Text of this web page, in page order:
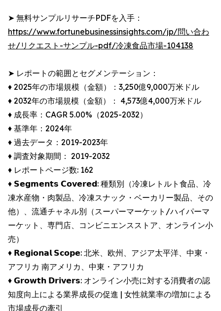
➤ 無料サンプルリサーチPDFを入手：
https://www.fortunebusinessinsights.com/jp/問い合わ
せ/リクエスト-サンプル-pdf/冷凍食品市場-104138
➤ レポートの範囲とセグメンテーション：
♦︎ 2025年の市場規模（金額）：3,250億9,000万米ドル
♦︎ 2032年の市場規模（金額）： 4,573億4,000万米ドル
♦︎ 成長率：CAGR 5.00%（2025-2032）
♦︎ 基準年：2024年
♦︎ 過去データ：2019-2023年
♦︎ 調査対象期間： 2019-2032
♦︎ レポートページ数: 162
♦︎ 𝗦𝗲𝗴𝗺𝗲𝗻𝘁𝘀 𝗖𝗼𝘃𝗲𝗿𝗲𝗱: 種類別（冷凍レトルト食品、冷
凍水産物・肉製品、冷凍スナック・ベーカリー製品、その
他）、流通チャネル別（スーパーマーケット/ハイパーマ
ーケット、専門店、コンビニエンスストア、オンライン小
売）
♦︎ 𝗥𝗲𝗴𝗶𝗼𝗻𝗮𝗹 𝗦𝗰𝗼𝗽𝗲: 北米、欧州、アジア太平洋、中東・
アフリカ 南アメリカ、中東・アフリカ
♦︎ 𝗚𝗿𝗼𝘄𝘁𝗵 𝗗𝗿𝗶𝘃𝗲𝗿𝘀: オンライン小売に対する消費者の認
知度向上による業界成長の促進 | 女性就業率の増加による
市場成長の牽引